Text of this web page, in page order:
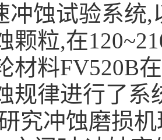
冲蚀试验系统,
颗粒,在
材料FV520B
规律进行了系
究冲蚀磨损